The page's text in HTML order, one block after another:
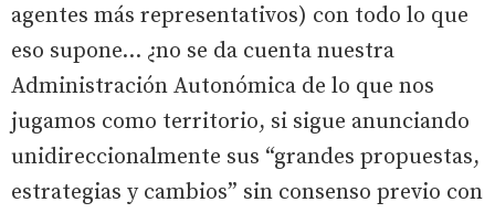
agentes más representativos) con todo lo que
eso supone… ¿no se da cuenta nuestra
Administración Autonómica de lo que nos
jugamos como territorio, si sigue anunciando
unidireccionalmente sus “grandes propuestas,
estrategias y cambios” sin consenso previo con